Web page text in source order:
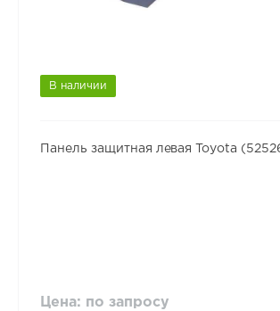
В наличии
Панель защитная левая Toyota
Цена: по запросу